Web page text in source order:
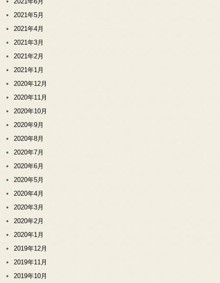
2021年5月
2021年4月
2021年3月
2021年2月
2021年1月
2020年12月
2020年11月
2020年10月
2020年9月
2020年8月
2020年7月
2020年6月
2020年5月
2020年4月
2020年3月
2020年2月
2020年1月
2019年12月
2019年11月
2019年10月